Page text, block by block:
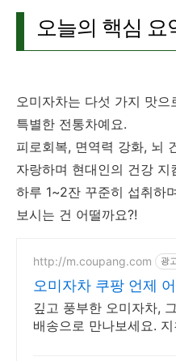
오늘의 핵심 요
오미자차는 다섯 가지 맛
특별한 전통차예요.
피로회복, 면역력 강화, 뇌
자랑하며 현대인의 건강
하루 1~2잔 꾸준히 섭취하
보시는 건 어떨까요?!
http://m.coupang.com 광
오미자차 쿠팡 언제
깊고 풍부한 오미자차,
배송으로 만나보세요.